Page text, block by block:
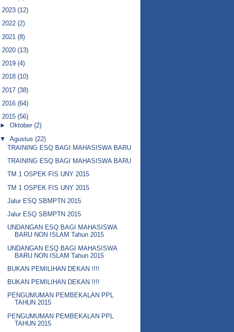
2023 (12)
2022 (2)
2021 (8)
2020 (13)
2019 (4)
2018 (10)
2017 (38)
2016 (64)
2015 (56)
► Oktober (2)
▼ Agustus (22)
TRAINING ESQ BAGI MAHASISWA BARU
TRAINING ESQ BAGI MAHASISWA BARU
TM 1 OSPEK FIS UNY 2015
TM 1 OSPEK FIS UNY 2015
Jalur ESQ SBMPTN 2015
Jalur ESQ SBMPTN 2015
UNDANGAN ESQ BAGI MAHASISWA
BARU NON ISLAM Tahun 2015
UNDANGAN ESQ BAGI MAHASISWA
BARU NON ISLAM Tahun 2015
BUKAN PEMILIHAN DEKAN !!!!
BUKAN PEMILIHAN DEKAN !!!!
PENGUMUMAN PEMBEKALAN PPL
TAHUN 2015
PENGUMUMAN PEMBEKALAN PPL
TAHUN 2015